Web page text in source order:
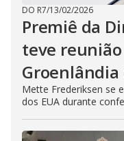
DO R7/13/02/2026
Premiê da
teve
Groenlândia
Mette Frederiksen se
dos EUA durante